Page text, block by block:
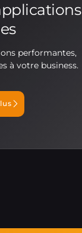
performantes,
à votre business.